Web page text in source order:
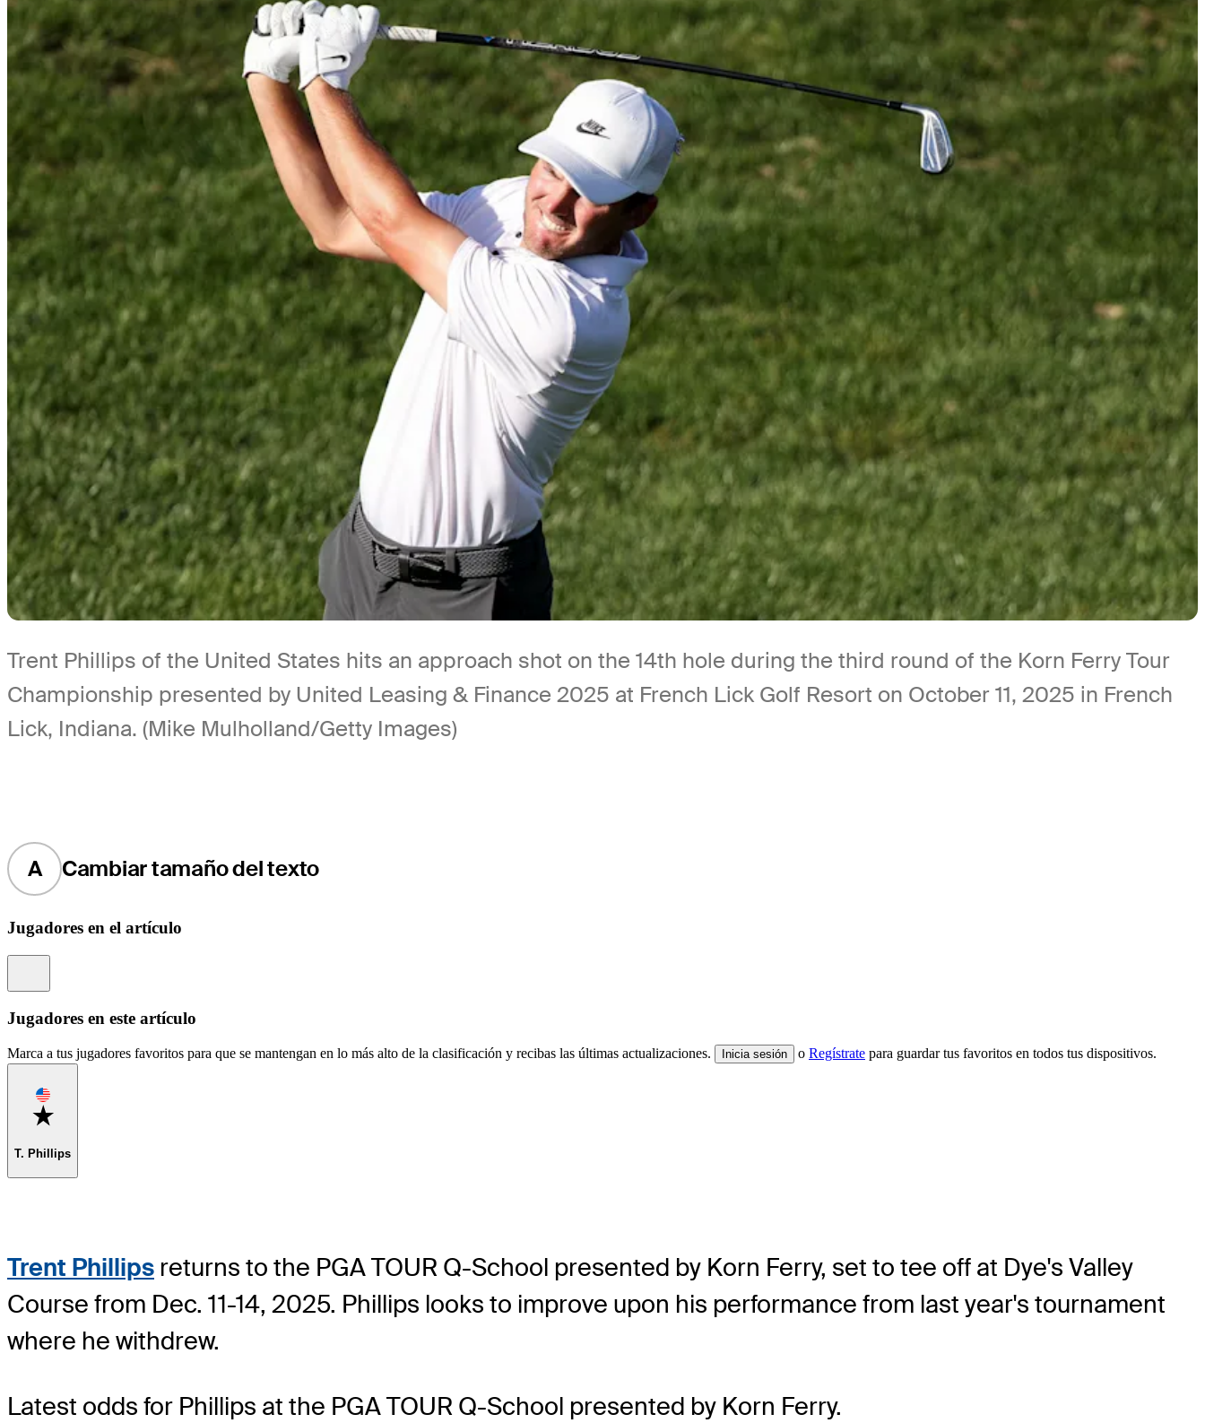
Trent Phillips of the United States hits an approach shot on the 14th hole during the third round of the Korn Ferry Tour
Championship presented by United Leasing & Finance 2025 at French Lick Golf Resort on October 11, 2025 in French
Lick, Indiana. (Mike Mulholland/Getty Images)
A Cambiar tamaño del texto
Jugadores en el artículo
Jugadores en este artículo
Marca a tus jugadores favoritos para que se mantengan en lo más alto de la clasificación y recibas las últimas actualizaciones. Inicia sesión o Regístrate para guardar tus favoritos en todos tus dispositivos.
Favorite
T. Phillips
Trent Phillips returns to the PGA TOUR Q-School presented by Korn Ferry, set to tee off at Dye's Valley
Course from Dec. 11-14, 2025. Phillips looks to improve upon his performance from last year's tournament
where he withdrew.
Latest odds for Phillips at the PGA TOUR Q-School presented by Korn Ferry.